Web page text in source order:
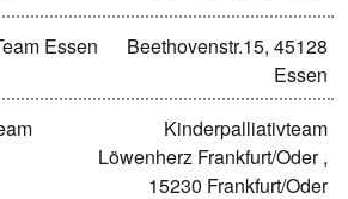
Essen
Beethovenstr.15, 45128
Essen
Kinderpalliativteam
Löwenherz Frankfurt/Oder ,
15230 Frankfurt/Oder